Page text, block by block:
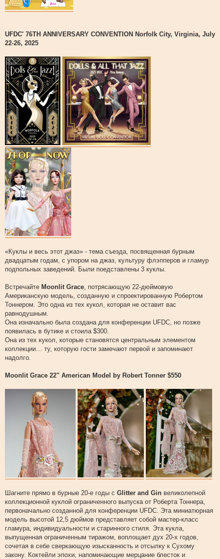
UFDC' 76TH ANNIVERSARY CONVENTION Norfolk City, Virginia, July
22-26, 2025
«Куклы и весь этот джаз» - тема съезда, посвященная бурным
двадцатым годам, с упором на джаз, культуру флэпперов и гламур
подпольных заведений. Были поедставлены 3 куклы.
Встречайте Moonlit Grace , потрясающую 22-дюймовую
Американскую модель, созданную и спроектированную Робертом
Тоннером. Это одна из тех кукол, которая не оставит вас
равнодушным.
Она изначально была создана для конференции UFDC, но позже
появилась в бутике и стоила $300.
Она из тех кукол, которые становятся центральным элементом
коллекции… ту, которую гости замечают первой и запоминают
надолго.
Moonlit Grace 22" American Model by Robert Tonner $550
Шагните прямо в бурные 20-е годы с Glitter and Gin великолепной
коллекционной куклой ограниченного выпуска от Роберта Тоннера,
первоначально созданной для конференции UFDC. Эта миниатюрная
модель высотой 12,5 дюймов представляет собой мастер-класс
гламура, индивидуальности и старинного стиля. Эта кукла,
выпущенная ограниченным тиражом, воплощает дух 20-х годов,
сочетая в себе сверкающую изысканность и отсылку к Сухому
закону. Коктейли эпохи, напоминающие мерцание блесток и